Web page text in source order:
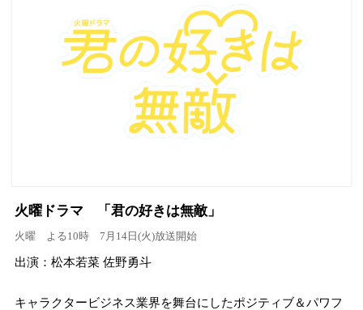
火曜ドラマ 「君の好きは無敵」
火曜 よる10時 7月14日(火)放送開始
出演：松本若菜 佐野勇斗
キャラクタービジネス業界を舞台にしたポジティブ＆パワフ